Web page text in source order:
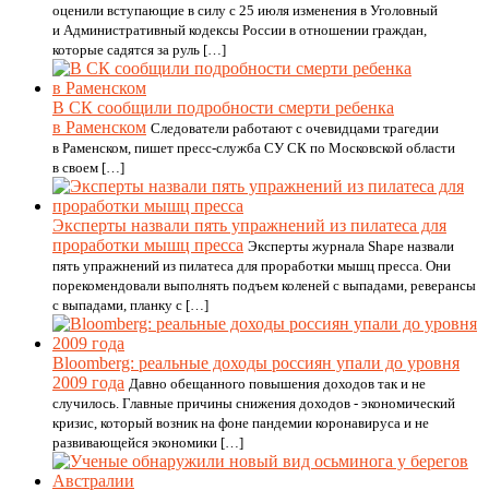
оценили вступающие в силу с 25 июля изменения в Уголовный
и Административный кодексы России в отношении граждан,
которые садятся за руль […]
В СК сообщили подробности смерти ребенка
в Раменском Следователи работают с очевидцами трагедии
в Раменском, пишет пресс-служба СУ СК по Московской области
в своем […]
Эксперты назвали пять упражнений из пилатеса для
проработки мышц пресса Эксперты журнала Shape назвали
пять упражнений из пилатеса для проработки мышц пресса. Они
порекомендовали выполнять подъем коленей с выпадами, реверансы
с выпадами, планку с […]
Bloomberg: реальные доходы россиян упали до уровня
2009 года Давно обещанного повышения доходов так и не
случилось. Главные причины снижения доходов - экономический
кризис, который возник на фоне пандемии коронавируса и не
развивающейся экономики […]